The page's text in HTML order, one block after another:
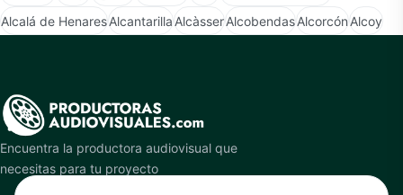
Alcalá de HenaresAlcantarillaAlcàsserAlcobendasAlcorcónAlcoy
Encuentra la productora audiovisual que
necesitas para tu proyecto